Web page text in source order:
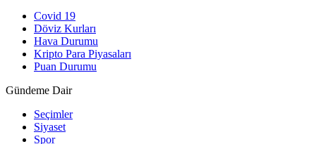
Covid 19
Döviz Kurları
Hava Durumu
Kripto Para Piyasaları
Puan Durumu
Gündeme Dair
Seçimler
Siyaset
Spor